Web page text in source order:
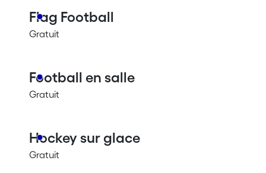
Flag Football
Gratuit
Football en salle
Gratuit
Hockey sur glace
Gratuit